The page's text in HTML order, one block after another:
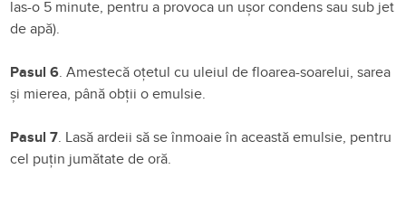
las-o 5 minute, pentru a provoca un ușor condens sau sub jet
de apă).
Pasul 6. Amestecă oțetul cu uleiul de floarea-soarelui, sarea
și mierea, până obții o emulsie.
Pasul 7. Lasă ardeii să se înmoaie în această emulsie, pentru
cel puțin jumătate de oră.